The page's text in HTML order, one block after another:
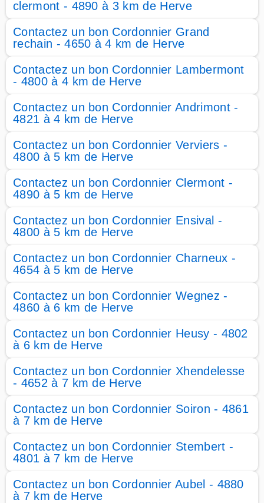
clermont - 4890 à 3 km de Herve
Contactez un bon Cordonnier Grand
rechain - 4650 à 4 km de Herve
Contactez un bon Cordonnier Lambermont
- 4800 à 4 km de Herve
Contactez un bon Cordonnier Andrimont -
4821 à 4 km de Herve
Contactez un bon Cordonnier Verviers -
4800 à 5 km de Herve
Contactez un bon Cordonnier Clermont -
4890 à 5 km de Herve
Contactez un bon Cordonnier Ensival -
4800 à 5 km de Herve
Contactez un bon Cordonnier Charneux -
4654 à 5 km de Herve
Contactez un bon Cordonnier Wegnez -
4860 à 6 km de Herve
Contactez un bon Cordonnier Heusy - 4802
à 6 km de Herve
Contactez un bon Cordonnier Xhendelesse
- 4652 à 7 km de Herve
Contactez un bon Cordonnier Soiron - 4861
à 7 km de Herve
Contactez un bon Cordonnier Stembert -
4801 à 7 km de Herve
Contactez un bon Cordonnier Aubel - 4880
à 7 km de Herve